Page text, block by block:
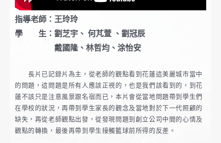
指導老師：王玲玲
學 生：劉芝宇、 何芃萱 、劉冠辰
戴國隆、林哲均、涂怡安
長片已記錄片為主，從老師的觀點看到花蓮這美麗城市當中
的問題，這問題是所有人應該正視的，也是我們該看到的，到花
蓮不該只是注意風景跟名宿而已，本片會從當地問題帶到學生們
在學校的狀況，再帶到學生家長的觀念及當地對於下一代照顧的
缺失，再從老師觀點出發，從發現問題到創立公司中間的心情及
觀點的轉換，最後再帶到學生接觸籃球前所得的反差。